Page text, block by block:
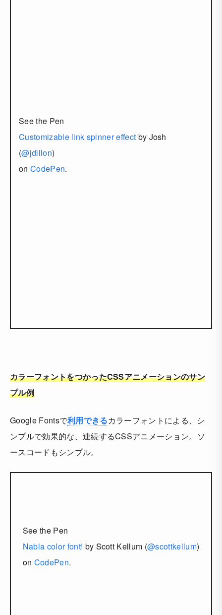
See the Pen
Customizable link spinner effect by Josh
(@jdillon)
on CodePen.
カラーフォントをつかったCSSアニメーションのサン
プル例
Google Fontsで利用できるカラーフォントによる、シ
ンプルで効果的な、連続するCSSアニメーション。ソ
ースコードもシンプル。
See the Pen
Nabla color font! by Scott Kellum (@scottkellum)
on CodePen.